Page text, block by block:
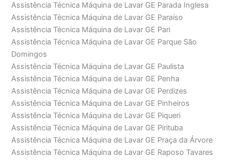
Assistência Técnica Máquina de Lavar GE Parada Inglesa
Assistência Técnica Máquina de Lavar GE Paraíso
Assistência Técnica Máquina de Lavar GE Pari
Assistência Técnica Máquina de Lavar GE Parque São
Domingos
Assistência Técnica Máquina de Lavar GE Paulista
Assistência Técnica Máquina de Lavar GE Penha
Assistência Técnica Máquina de Lavar GE Perdizes
Assistência Técnica Máquina de Lavar GE Pinheiros
Assistência Técnica Máquina de Lavar GE Piqueri
Assistência Técnica Máquina de Lavar GE Pirituba
Assistência Técnica Máquina de Lavar GE Praça da Árvore
Assistência Técnica Máquina de Lavar GE Raposo Tavares